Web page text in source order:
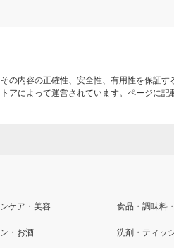
の内容の正確性、安全性、有用性を保証す
アによって運営されています。ページに
ケア・美容 食品・調味料
・お酒 洗剤・ティッ